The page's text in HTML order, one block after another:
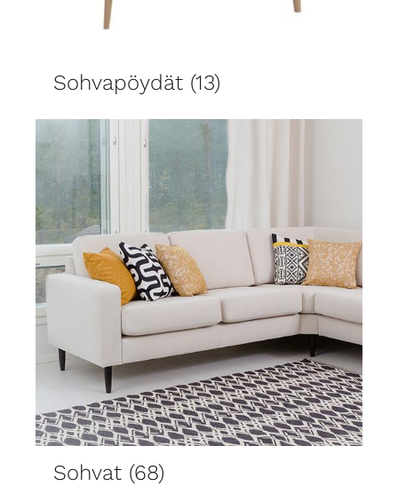
Sohvapöydät (13)
Sohvat (68)